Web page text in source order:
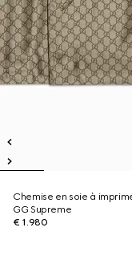
Chemise en soie à
GG Supreme
€ 1.980